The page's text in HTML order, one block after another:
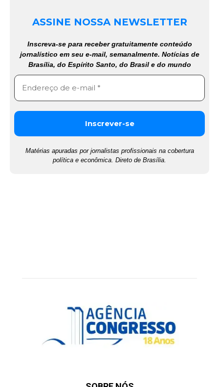
ASSINE NOSSA NEWSLETTER
Inscreva-se para receber gratuitamente conteúdo
jornalístico em seu e-mail, semanalmente. Notícias de
Brasília, do Espírito Santo, do Brasil e do mundo
Matérias apuradas por jornalistas profissionais na cobertura
política e econômica. Direto de Brasília.